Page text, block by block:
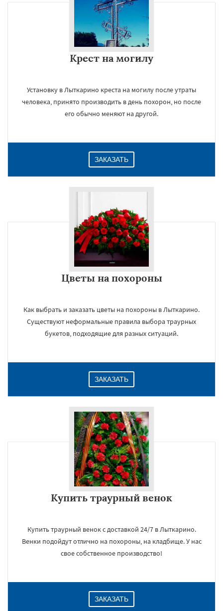
Крест на могилу
Установку в Лыткарино креста на могилу после утраты
человека, принято производить в день похорон, но после
его обычно меняют на другой.
ЗАКАЗАТЬ
Цветы на похороны
Как выбрать и заказать цветы на похороны в Лыткарино.
Существуют неформальные правила выбора траурных
букетов, подходящие для разных ситуаций.
ЗАКАЗАТЬ
Купить траурный венок
Купить траурный венок с доставкой 24/7 в Лыткарино.
Венки подойдут отлично на похороны, на кладбище. У нас
свое собственное производство!
ЗАКАЗАТЬ